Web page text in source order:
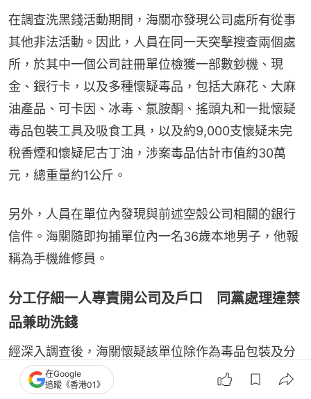
在調查洗黑錢活動期間，海關亦發現公司處所有從事
其他非法活動。因此，人員在同一天突擊搜查兩個處
所，於其中一個公司註冊單位檢獲一部數鈔機、現
金、銀行卡，以及多種懷疑毒品，包括大麻花、大麻
油產品、可卡因、冰毒、氯胺酮、搖頭丸和一批懷疑
毒品包裝工具及吸食工具，以及約9,000支懷疑未完
稅香煙和懷疑尼古丁油，涉案毒品估計市值約30萬
元，總重量約1公斤。
另外，人員在單位內發現與前述空殼公司相關的銀行
信件。海關隨即拘捕單位內一名36歲本地男子，他報
稱為手機維修員。
分工仔細一人專責開公司及戶口 同黨處理違禁
品兼助洗錢
經深入調查後，海關懷疑該單位除作為毒品包裝及分
銷中心外，亦是不同違禁品的中轉站及清洗犯罪得益
在Google
追蹤《香港01》